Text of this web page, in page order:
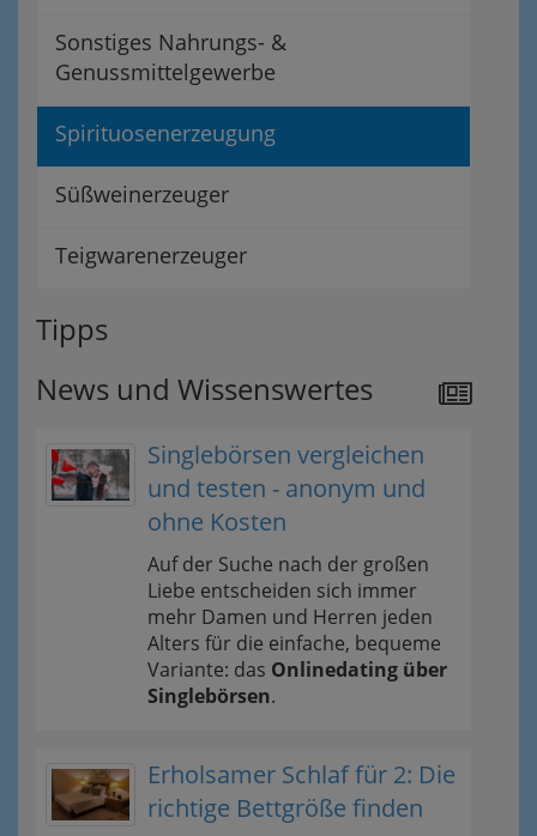
Sonstiges Nahrungs- &
Genussmittelgewerbe
Spirituosenerzeugung
Süßweinerzeuger
Teigwarenerzeuger
Tipps
News und Wissenswertes
Singlebörsen vergleichen
und testen - anonym und
ohne Kosten
Auf der Suche nach der großen
Liebe entscheiden sich immer
mehr Damen und Herren jeden
Alters für die einfache, bequeme
Variante: das Onlinedating über
Singlebörsen.
Erholsamer Schlaf für 2: Die
richtige Bettgröße finden